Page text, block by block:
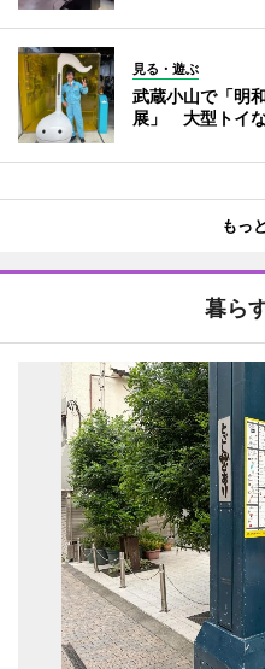
見る・遊ぶ
武蔵小山で「明
展」 大型トイ
もっ
暮ら